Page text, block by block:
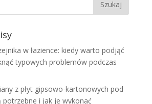
w łazience: kiedy warto podjąć
typowych problemów podczas
z płyt gipsowo-kartonowych pod
potrzebne i jak je wykonać